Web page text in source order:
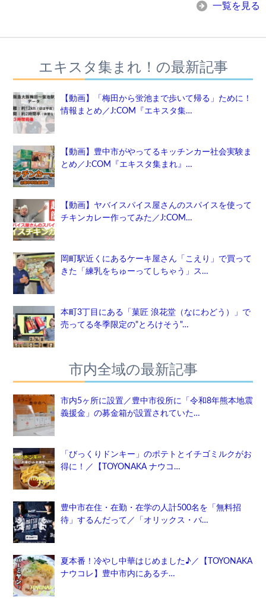
一覧を見る
エキスタ集まれ！の最新記事
【動画】「梅田から蛍池まで歩いて帰る」ために！
情報まとめ／J:COM『エキスタ集…
【動画】豊中市がやってるキッチンカー社会実験ま
とめ／J:COM『エキスタ集まれ』…
【動画】ヤバイスパイス屋さんのスパイスを使って
チキンカレー作ってみた／J:COM…
岡町駅近くにあるケーキ屋さん「こえり」で買って
きた「練乳をちゅーってしちゃう」ス…
本町3丁目にある「菓匠 浪花堂（なにわどう）」で
売ってる冬季限定の"とろけそう"…
市内全域の最新記事
市内5ヶ所に設置／豊中市役所に「令和8年熊本地震
義援金」の募金箱が設置されていた…
「びっくりドンキー」のポテトとイチゴミルクがお
得に！／【TOYONAKA ナウコ…
豊中市在住・在勤・在学の人計500名を「無料招
待」するんだって／「オリックス・バ…
夏本番！冷やし中華はじめました♪／【TOYONAKA
ナウコレ】豊中市内にあるチ…